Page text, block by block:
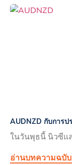
AUDNZD กับการป
ในวันพุธนี้ นิวซีแ
อ่านบทความฉบับ